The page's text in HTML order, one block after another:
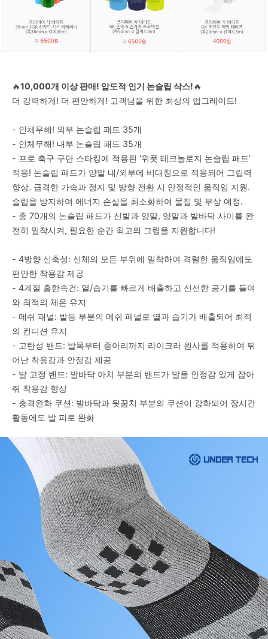
🔥10,000개 이상 판매! 압도적 인기 논슬립 삭스!🔥
더 강력하게! 더 편안하게! 고객님을 위한 최상의 업그레이드!
- 인체무해! 외부 논슬립 패드 35개
- 인체무해! 내부 논슬립 패드 35개
- 프로 축구 구단 스타킹에 적용된 '위풋 테크놀로지 논슬립 패드'
적용! 논슬립 패드가 양말 내/외부에 비대칭으로 적용되어 그립력
향상. 급격한 가속과 정지 및 방향 전환 시 안정적인 움직임 지원.
슬립을 방지하여 에너지 손실을 최소화하여 물집 및 부상 예정.
- 총 70개의 논슬립 패드가 신발과 양말, 양말과 발바닥 사이를 완
전히 밀착시켜, 필요한 순간 최고의 그립을 지원합니다!
- 4방향 신축성: 신체의 모든 부위에 밀착하여 격렬한 움직임에도
편안한 착용감 제공
- 4계절 흡한속건: 열/습기를 빠르게 배출하고 신선한 공기를 들여
와 최적의 체온 유지
- 메쉬 패널: 발등 부분의 메쉬 패널로 열과 습기가 배출되어 최적
의 컨디션 유지
- 고탄성 밴드: 발목부터 종아리까지 라이크라 원사를 적용하여 뛰
어난 착용감과 안정감 제공
- 발 고정 밴드: 발바닥 아치 부분의 밴드가 발을 안정감 있게 잡아
줘 착용감 향상
- 충격완화 쿠션: 발바닥과 뒷꿈치 부분의 쿠션이 강화되어 장시간
활동에도 발 피로 완화